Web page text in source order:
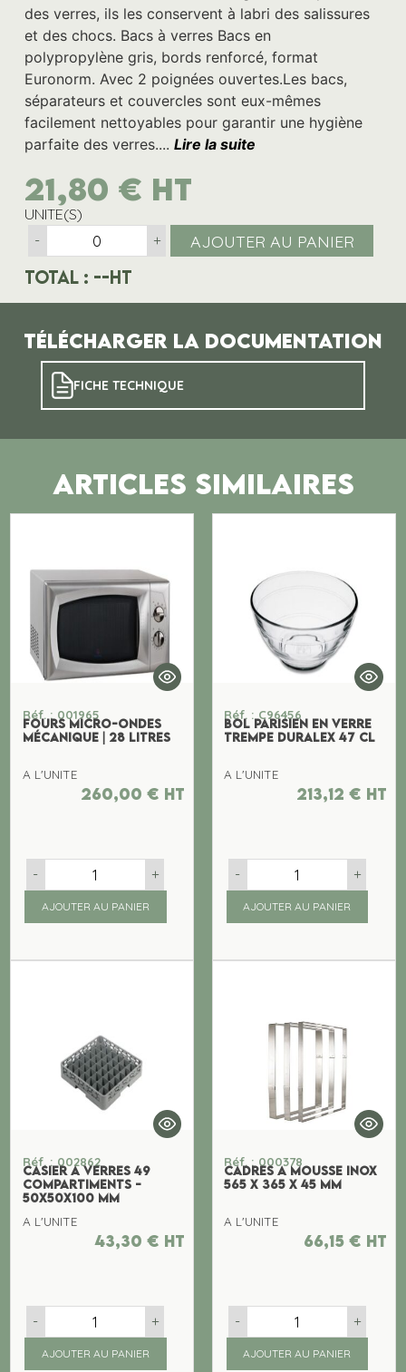
des verres, ils les conservent à labri des salissures
et des chocs. Bacs à verres Bacs en
polypropylène gris, bords renforcé, format
Euronorm. Avec 2 poignées ouvertes.Les bacs,
séparateurs et couvercles sont eux-mêmes
facilement nettoyables pour garantir une hygiène
parfaite des verres.... Lire la suite
21,80 € HT
UNITE(S)
-
+ AJOUTER AU PANIER
Total : --HT
Télécharger la documentation
FICHE TECHNIQUE
ARTICLES SIMILAIRES
Réf. : 001965
FOURS MICRO-ONDES
MÉCANIQUE | 28 LITRES
A L'UNITE
260,00 € ht
- +
AJOUTER AU PANIER
Réf. : C96456
BOL PARISIEN EN VERRE
TREMPE DURALEX 47 CL
A L'UNITE
213,12 € ht
- +
AJOUTER AU PANIER
Réf. : 002862
CASIER A VERRES 49
COMPARTIMENTS -
50x50x100 MM
A L'UNITE
43,30 € ht
- +
AJOUTER AU PANIER
Réf. : 000378
CADRES A MOUSSE INOX
565 x 365 x 45 MM
A L'UNITE
66,15 € ht
- +
AJOUTER AU PANIER